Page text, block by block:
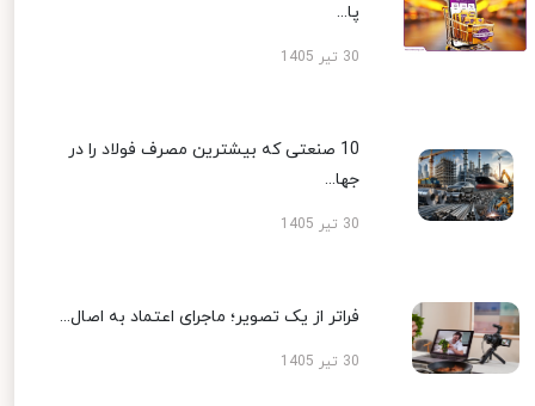
پا...
30 تیر 1405
10 صنعتی که بیشترین مصرف فولاد را در
جها...
30 تیر 1405
فراتر از یک تصویر؛ ماجرای اعتماد به اصال...
30 تیر 1405